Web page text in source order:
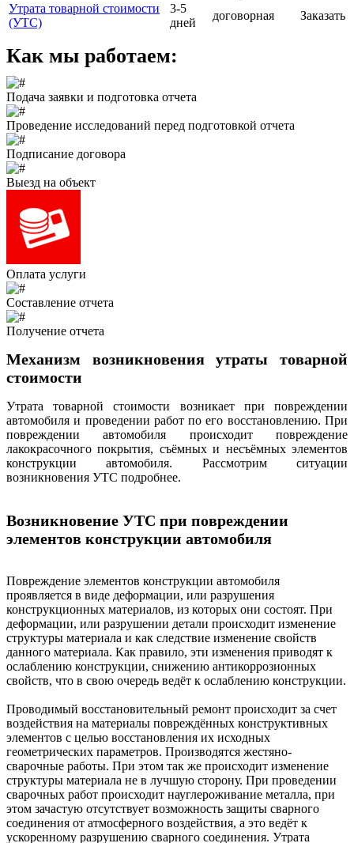
Утрата товарной стоимости
(УТС)
3-5
дней
договорная Заказать
Как мы работаем:
Подача заявки и подготовка отчета
Проведение исследований перед подготовкой отчета
Подписание договора
Выезд на объект
Оплата услуги
Составление отчета
Получение отчета
Механизм возникновения утраты товарной
стоимости
Утрата товарной стоимости возникает при повреждении
автомобиля и проведении работ по его восстановлению. При
повреждении автомобиля происходит повреждение
лакокрасочного покрытия, съёмных и несъёмных элементов
конструкции автомобиля. Рассмотрим ситуации
возникновения УТС подробнее.
Возникновение УТС при повреждении
элементов конструкции автомобиля
Повреждение элементов конструкции автомобиля
проявляется в виде деформации, или разрушения
конструкционных материалов, из которых они состоят. При
деформации, или разрушении детали происходит изменение
структуры материала и как следствие изменение свойств
данного материала. Как правило, эти изменения приводят к
ослаблению конструкции, снижению антикоррозионных
свойств, что в свою очередь ведёт к ослаблению конструкции.
Проводимый восстановительный ремонт происходит за счет
воздействия на материалы повреждённых конструктивных
элементов с целью восстановления их исходных
геометрических параметров. Производятся жестяно-
сварочные работы. При этом так же происходит изменение
структуры материала не в лучшую сторону. При проведении
сварочных работ происходит науглероживание металла, при
этом зачастую отсутствует возможность защиты сварного
соединения от атмосферного воздействия, а это ведёт к
ускоренному разрушению сварного соединения. Утрата